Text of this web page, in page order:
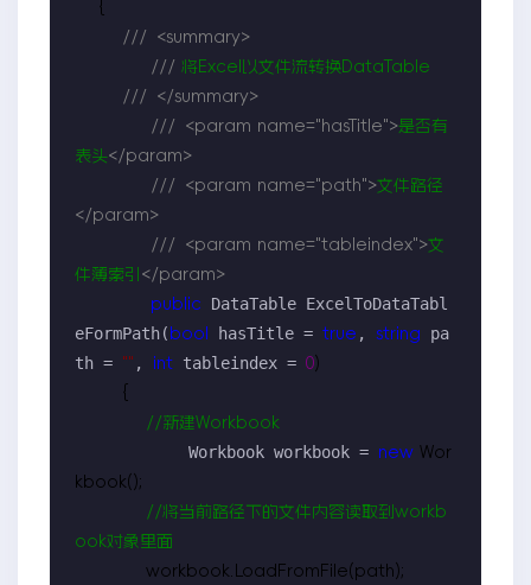
///
<summary>
/// 将Excel以文件流转换DataTable
///
</summary>
///
<param name="hasTitle">是否有
表头</param>
///
<param name="path">文件路径
</param>
///
<param name="tableindex">文
件簿索引 </param>
public
DataTable ExcelToDataTabl
eFormPath( bool hasTitle = true , string
pa
th =
"" , int tableindex = 0)
//新建Workbook
            Workbook workbook =
new Wor
kbook();
//将当前路径下的文件内容读取到workb
ook对象里面